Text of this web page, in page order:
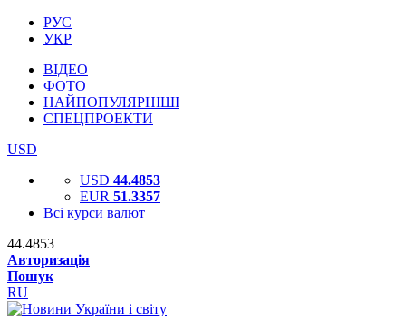
РУС
УКР
ВІДЕО
ФОТО
НАЙПОПУЛЯРНІШІ
СПЕЦПРОЕКТИ
USD
USD 44.4853
EUR 51.3357
Всі курси валют
44.4853
Авторизація
Пошук
RU